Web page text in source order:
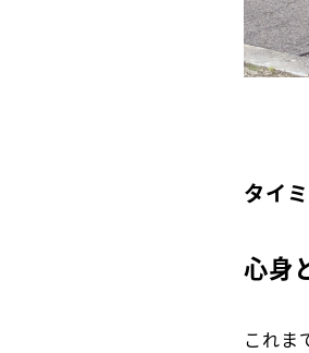
タイ
心身
これま